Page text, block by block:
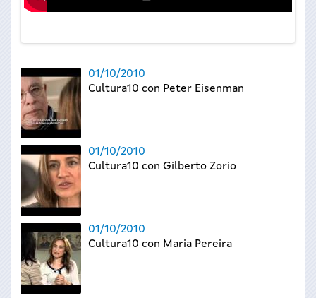
01/10/2010
Cultura10 con Peter Eisenman
01/10/2010
Cultura10 con Gilberto Zorio
01/10/2010
Cultura10 con Maria Pereira